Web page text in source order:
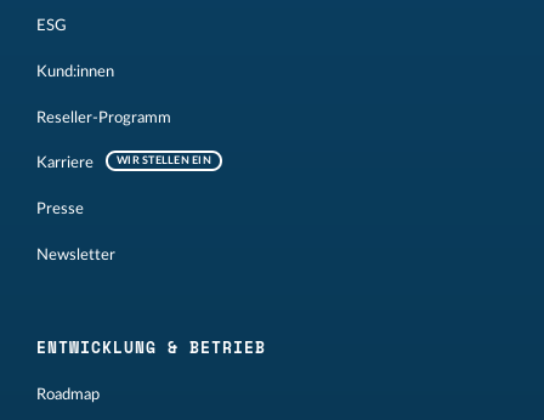
ESG
Kund:innen
Reseller-Programm
Karriere WIR STELLEN EIN
Presse
Newsletter
ENTWICKLUNG & BETRIEB
Roadmap